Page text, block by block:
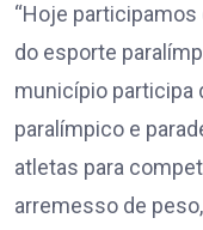
“Hoje
do esporte
município participa
paralímpico e
atletas para
arremesso de